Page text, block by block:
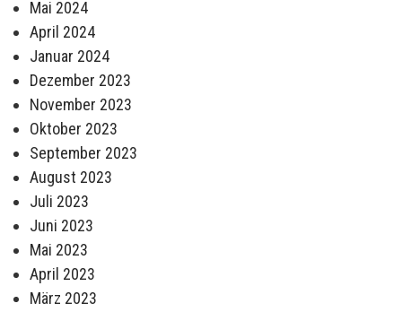
Mai 2024
April 2024
Januar 2024
Dezember 2023
November 2023
Oktober 2023
September 2023
August 2023
Juli 2023
Juni 2023
Mai 2023
April 2023
März 2023